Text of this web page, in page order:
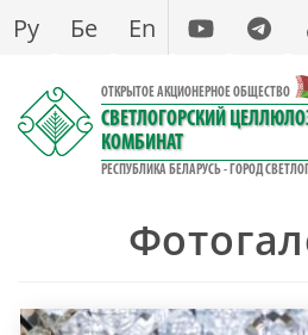
Перейти
содержанию
Ру Бе En
ОТКРЫТОЕ АКЦИОНЕРНОЕ ОБЩЕСТВО
СВЕТЛОГОРСКИЙ
КОМБИНАТ
РЕСПУБЛИКА БЕЛАРУСЬ - ГОРОД